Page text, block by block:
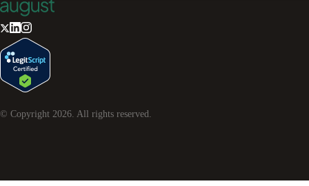
© Copyright 2026 . All rights reserved.